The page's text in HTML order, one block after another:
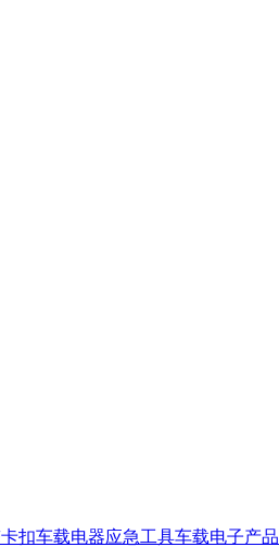
扣车载电器应急工具车载电子产品